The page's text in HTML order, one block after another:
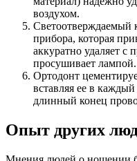
воздухом.
Светоотверждаемый
прибора, которая
аккуратно удаляет с
просушивает лампой.
Ортодонт
вставляя ее в
длинный конец
Опыт других